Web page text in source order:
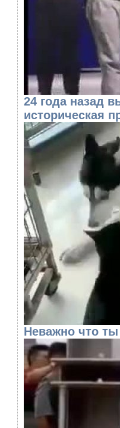
24 года назад
историческая
Неважно что